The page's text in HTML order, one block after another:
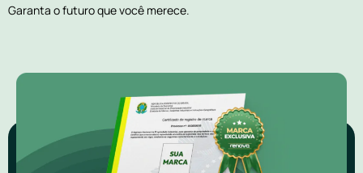
Garanta o futuro que você merece.